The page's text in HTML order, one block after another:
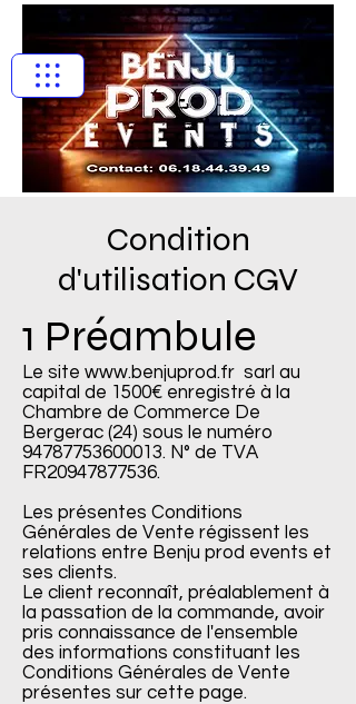
BENJU PROD
EVENTS
Condition
d'utilisation CGV
1 Préambule
Le site www.benjuprod.fr sarl au
capital de 1500€ enregistré à la
Chambre de Commerce De
Bergerac (24) sous le numéro
94787753600013. N° de TVA
FR20947877536.
Les présentes Conditions
Générales de Vente régissent les
relations entre Benju prod events et
ses clients.
Le client reconnaît, préalablement à
la passation de la commande, avoir
pris connaissance de l'ensemble
des informations constituant les
Conditions Générales de Vente
présentes sur cette page.